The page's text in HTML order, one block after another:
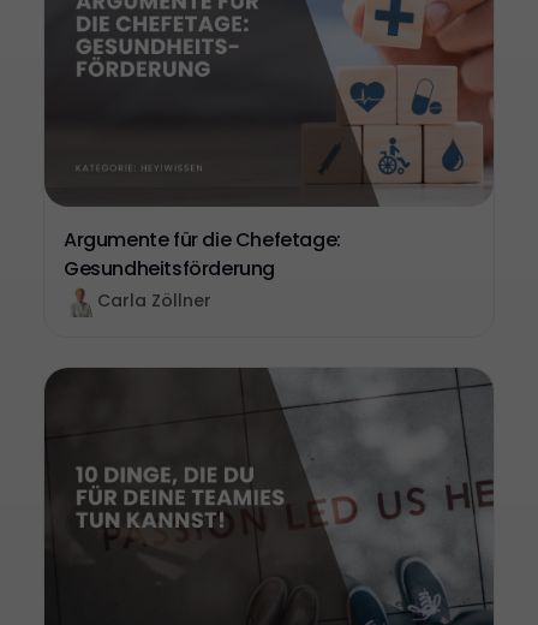
Argumente für die Chefetage:
Gesundheitsförderung
Carla Zöllner